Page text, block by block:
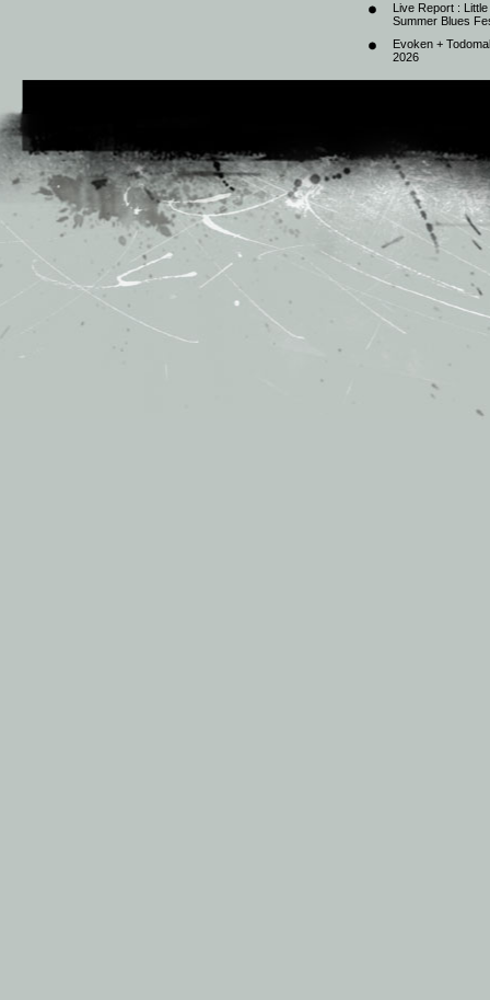
Live Report :
Summer Blues
Evoken +
2026